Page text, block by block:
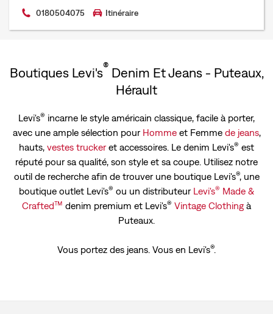
0180504075 Itinéraire
Boutiques Levi's® Denim Et Jeans - Puteaux,
Hérault
Levi's® incarne le style américain classique, facile à porter,
avec une ample sélection pour Hommeet Femme de jeans,
hauts, vestes truckeret accessoires. Le denim Levi's® est
réputé pour sa qualité, son style et sa coupe. Utilisez notre
outil de recherche afin de trouver une boutique Levi's®, une
boutique outlet Levi's® ou un distributeur Levi's® Made &
Crafted™ denim premium et Levi's® Vintage Clothing à
Puteaux.
Vous portez des jeans. Vous en Levi's®.